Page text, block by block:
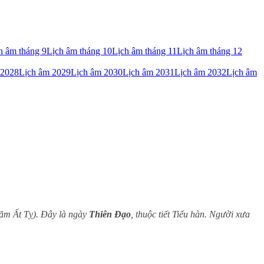
âm tháng 9Lịch âm tháng 10Lịch âm tháng 11Lịch âm tháng 12
Lịch âm 2029Lịch âm 2030Lịch âm 2031Lịch âm 2032Lịch âm
Ất Tỵ). Đây là ngày Thiên Đạo , thuộc tiết Tiểu hàn. Người xưa